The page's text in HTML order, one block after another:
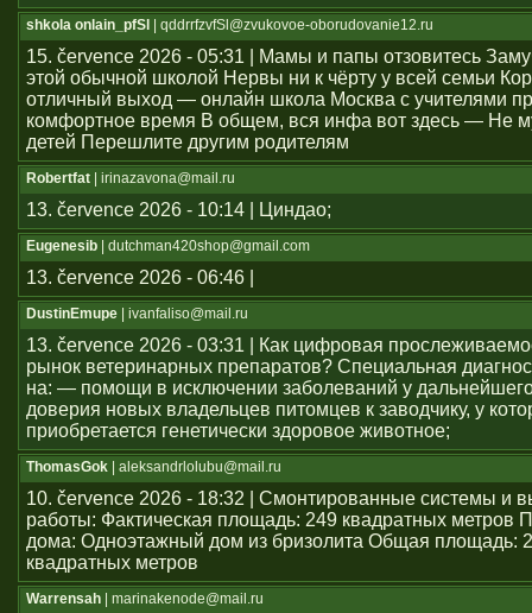
shkola onlain_pfSl | qddrrfzvfSl@zvukovoe-oborudovanie12.ru
15. července 2026 - 05:31 | Мамы и папы отзовитесь
этой обычной школой Нервы ни к чёрту у всей семьи
отличный выход — онлайн школа Москва с учителями
комфортное время В общем, вся инфа вот здесь — Не
детей Перешлите другим родителям
Robertfat | irinazavona@mail.ru
13. července 2026 - 10:14 | Циндао;
Eugenesib | dutchman420shop@gmail.com
13. července 2026 - 06:46 |
DustinEmupe | ivanfaliso@mail.ru
13. července 2026 - 03:31 | Как цифровая
рынок ветеринарных препаратов? Специальная
на: — помощи в исключении заболеваний у
доверия новых владельцев питомцев к заводчику, у
приобретается генетически здоровое животное;
ThomasGok | aleksandrlolubu@mail.ru
10. července 2026 - 18:32 | Смонтированные системы и
работы: Фактическая площадь: 249 квадратных метров
дома: Одноэтажный дом из бризолита Общая площадь:
квадратных метров
Warrensah | marinakenode@mail.ru